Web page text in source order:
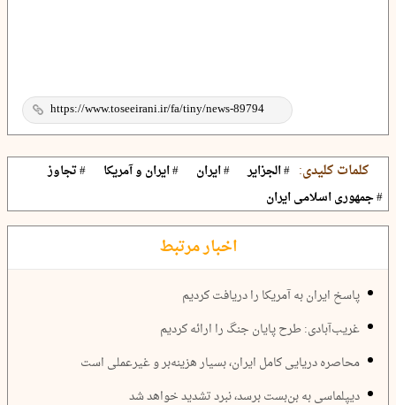
کلمات کلیدی: # الجزایر # ایران # ایران و آمریکا
# تجاوز
# جمهوری اسلامی ایران
اخبار مرتبط
پاسخ ایران به آمریکا را دریافت کردیم
غریب‌آبادی: طرح پایان جنگ را ارائه کردیم
محاصره دریایی کامل ایران، بسیار هزینه‌بر و غیرعملی است
دیپلماسی به بن‌بست برسد، نبرد تشدید خواهد شد